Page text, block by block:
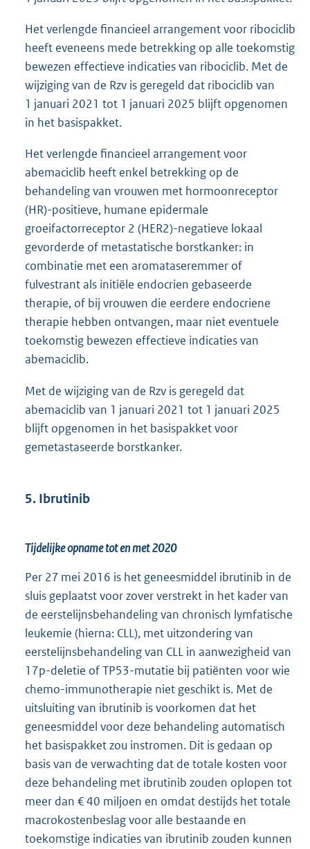
Het verlengde financieel arrangement voor ribociclib
heeft eveneens mede betrekking op alle toekomstig
bewezen effectieve indicaties van ribociclib. Met de
wijziging van de Rzv is geregeld dat ribociclib van
1 januari 2021 tot 1 januari 2025 blijft opgenomen
in het basispakket.
Het verlengde financieel arrangement voor
abemaciclib heeft enkel betrekking op de
behandeling van vrouwen met hormoonreceptor
(HR)-positieve, humane epidermale
groeifactorreceptor 2 (HER2)-negatieve lokaal
gevorderde of metastatische borstkanker: in
combinatie met een aromataseremmer of
fulvestrant als initiële endocrien gebaseerde
therapie, of bij vrouwen die eerdere endocriene
therapie hebben ontvangen, maar niet eventuele
toekomstig bewezen effectieve indicaties van
abemaciclib.
Met de wijziging van de Rzv is geregeld dat
abemaciclib van 1 januari 2021 tot 1 januari 2025
blijft opgenomen in het basispakket voor
gemetastaseerde borstkanker.
5. Ibrutinib
Tijdelijke opname tot en met 2020
Per 27 mei 2016 is het geneesmiddel ibrutinib in de
sluis geplaatst voor zover verstrekt in het kader van
de eerstelijnsbehandeling van chronisch lymfatische
leukemie (hierna: CLL), met uitzondering van
eerstelijnsbehandeling van CLL in aanwezigheid van
17p-deletie of TP53-mutatie bij patiënten voor wie
chemo-immunotherapie niet geschikt is. Met de
uitsluiting van ibrutinib is voorkomen dat het
geneesmiddel voor deze behandeling automatisch
het basispakket zou instromen. Dit is gedaan op
basis van de verwachting dat de totale kosten voor
deze behandeling met ibrutinib zouden oplopen tot
meer dan € 40 miljoen en omdat destijds het totale
macrokostenbeslag voor alle bestaande en
toekomstige indicaties van ibrutinib zouden kunnen